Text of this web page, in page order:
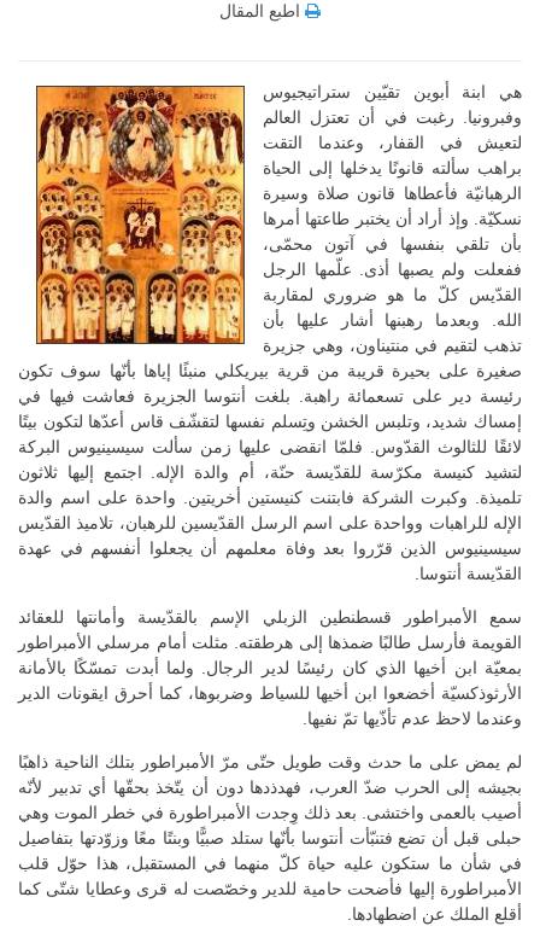
اطبع المقال
هي ابنة أبوين تقيّين ستراتيجيوس
وفبرونيا. رغبت في أن تعتزل العالم
لتعيش في القفار، وعندما التقت
براهب سألته قانونًا يدخلها إلى الحياة
الرهبانيّة فأعطاها قانون صلاة وسيرة
نسكيّة. وإذ أراد أن يختبر طاعتها أمرها
بأن تلقي بنفسها في آتون محمّى،
ففعلت ولم يصبها أذى. علّمها الرجل
القدّيس كلّ ما هو ضروري لمقاربة
الله. وبعدما رهبنها أشار عليها بأن
تذهب لتقيم في منتيناون، وهي جزيرة
صغيرة على بحيرة قريبة من قرية بيريكلي منبئًا إياها بأنّها سوف تكون
رئيسة دير على تسعمائة راهبة. بلغت أنتوسا الجزيرة فعاشت فيها في
إمساك شديد، وتلبس الخشن وتِسلم نفسها لتقشّف قاس أعدّها لتكون بيتًا
لائقًا للثالوث القدّوس. فلمّا انقضى عليها زمن سألت سيسينيوس البركة
لتشيد كنيسة مكرّسة للقدّيسة حنّة، أم والدة الإله. اجتمع إليها ثلاثون
تلميذة. وكبرت الشركة فابتنت كنيستين أخريتين. واحدة على اسم والدة
الإله للراهبات وواحدة على اسم الرسل القدّيسين للرهبان، تلاميذ القدّيس
سيسينيوس الذين قرّروا بعد وفاة معلمهم أن يجعلوا أنفسهم في عهدة
القدّيسة أنتوسا.
سمع الأمبراطور قسطنطين الزبلي الإسم بالقدّيسة وأمانتها للعقائد
القويمة فأرسل طالبًا ضمذها إلى هرطقته. مثلت أمام مرسلي الأمبراطور
بمعيّة ابن أخيها الذي كان رئيسًا لدير الرجال. ولما أبدت تمسّكًا بالأمانة
الأرثوذكسيّة أخضعوا ابن أخيها للسياط وضربوها، كما أحرق ايقونات الدير
وعندما لاحظ عدم تأذّيها تمّ نفيها.
لم يمض على ما حدث وقت طويل حتّى مرّ الأمبراطور بتلك الناحية ذاهبًا
بجيشه إلى الحرب ضدّ العرب، فهدذدها دون أن يتّخذ بحقّها أي تدبير لأنّه
أصيب بالعمى واختشى. بعد ذلك وِجدت الأمبراطورة في خطر الموت وهي
حبلى قبل أن تضع فتنبّأت أنتوسا بأنّها ستلد صبيًّا وبنتًا معًا وزوّدتها بتفاصيل
في شأن ما ستكون عليه حياة كلّ منهما في المستقبل، هذا حوّل قلب
الأمبراطورة إليها فأضحت حامية للدير وخصّصت له قرى وعطايا شتّى كما
أقلع الملك عن اضطهادها.